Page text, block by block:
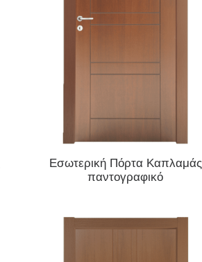
ΔΙΑΒΆΣΤΕ ΠΕΡΙΣΣΌΤΕΡΑ
Εσωτερική Πόρτα Καπλαμάς
παντογραφικό